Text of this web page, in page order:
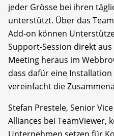
jeder Grösse bei ihren
unterstützt. Über das
Add-on können
Support-Session direkt
Meeting heraus im
dass dafür eine
vereinfacht die
Stefan Prestele, Senior
Alliances bei TeamViewer,